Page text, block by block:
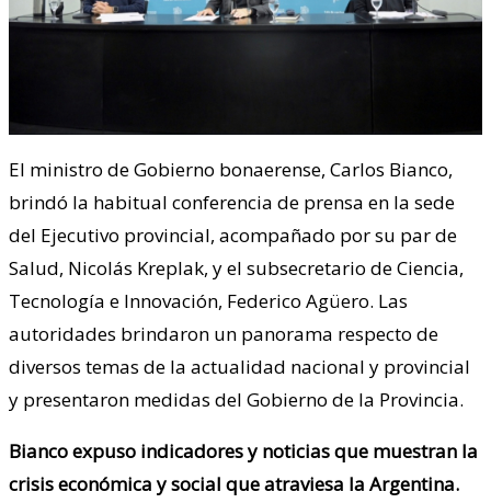
El ministro de Gobierno bonaerense, Carlos Bianco,
brindó la habitual conferencia de prensa en la sede
del Ejecutivo provincial, acompañado por su par de
Salud, Nicolás Kreplak, y el subsecretario de Ciencia,
Tecnología e Innovación, Federico Agüero. Las
autoridades brindaron un panorama respecto de
diversos temas de la actualidad nacional y provincial
y presentaron medidas del Gobierno de la Provincia.
Bianco expuso indicadores y noticias que muestran la
crisis económica y social que atraviesa la Argentina.